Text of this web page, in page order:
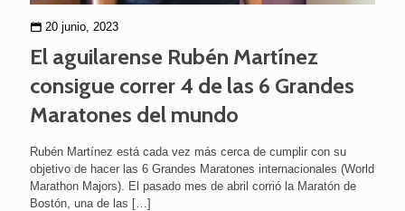
20 junio, 2023
El aguilarense Rubén Martínez
consigue correr 4 de las 6 Grandes
Maratones del mundo
Rubén Martínez está cada vez más cerca de cumplir con su
objetivo de hacer las 6 Grandes Maratones internacionales (World
Marathon Majors). El pasado mes de abril corrió la Maratón de
Bostón, una de las […]